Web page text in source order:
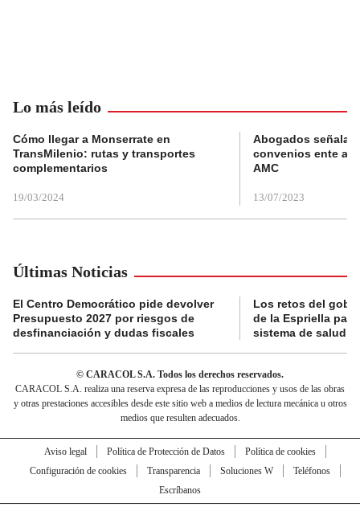
Lo más leído
Cómo llegar a Monserrate en
TransMilenio: rutas y transportes
complementarios
19/03/2024
Abogados
convenios ente
AMC
13/07/2023
Últimas Noticias
El Centro Democrático pide devolver
Presupuesto 2027 por riesgos de
desfinanciación y dudas fiscales
Los retos del
de la Espriella
sistema de salud
© CARACOL S.A. Todos los derechos reservados.
CARACOL S.A. realiza una reserva expresa de las reproducciones y usos de las obras
y otras prestaciones accesibles desde este sitio web a medios de lectura mecánica u otros
medios que resulten adecuados.
Aviso legal Política de Protección de Datos
Política de cookies
Configuración de cookies
Transparencia Soluciones W
Teléfonos
Escríbanos